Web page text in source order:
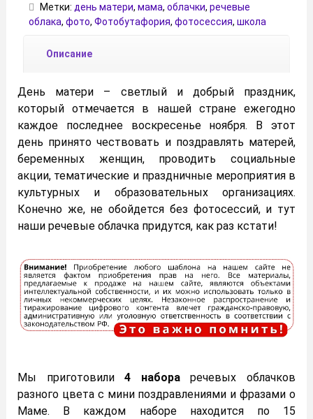
Метки: день матери, мама, облачки, речевые
облака, фото, Фотобутафория, фотосессия, школа
Описание
День матери – светлый и добрый праздник,
который отмечается в нашей стране ежегодно
каждое последнее воскресенье ноября. В этот
день принято чествовать и поздравлять матерей,
беременных женщин, проводить социальные
акции, тематические и праздничные мероприятия в
культурных и образовательных организациях.
Конечно же, не обойдется без фотосессий, и тут
наши речевые облачка придутся, как раз кстати!
Мы приготовили4 набораречевых облачков
разного цвета с мини поздравлениями и фразами о
Маме. В каждом наборе находится по 15